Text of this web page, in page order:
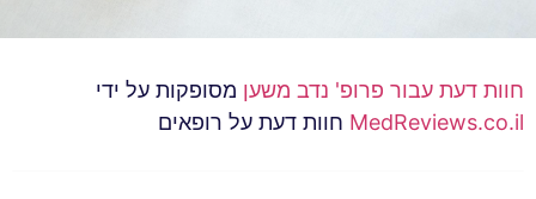
חוות דעת עבור פרופ' נדב משען מסופקות על ידי
MedReviews.co.il חוות דעת על רופאים